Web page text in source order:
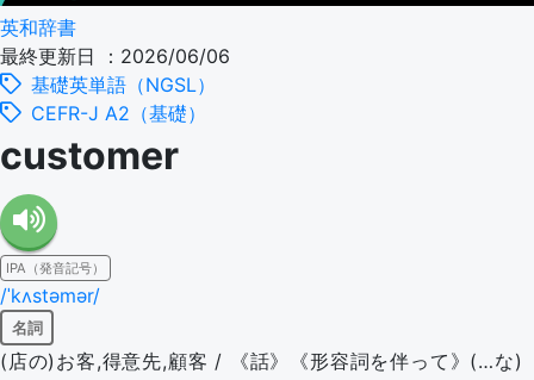
英和辞書
最終更新日 ：2026/06/06
基礎英単語（NGSL）
CEFR-J A2（基礎）
customer
IPA（発音記号）
/ˈkʌstəmər/
名詞
(店の)お客,得意先,顧客 / 《話》《形容詞を伴って》(…な)